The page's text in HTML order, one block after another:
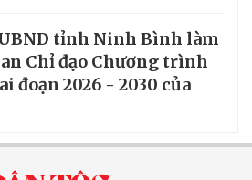
tỉnh Ninh Bình làm
Chỉ đạo Chương trình
đoạn 2026 - 2030 của